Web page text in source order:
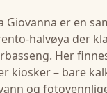
Giovanna er en
halvøya der
Her
kiosker – bare
og